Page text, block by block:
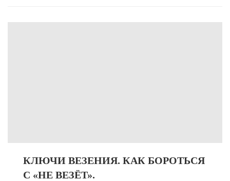
КЛЮЧИ ВЕЗЕНИЯ. КАК БОРОТЬСЯ
С «НЕ ВЕЗЁТ».